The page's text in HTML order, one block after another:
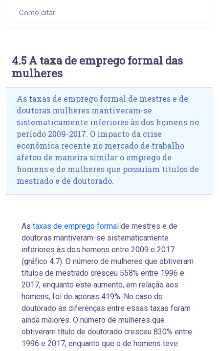
Como citar
4.5 A taxa de emprego formal das
mulheres
As taxas de emprego formal de mestres e de
doutoras mulheres mantiveram-se
sistematicamente inferiores às dos homens no
período 2009-2017. O impacto da crise
econômica recente no mercado de trabalho
afetou de maneira similar o emprego de
homens e de mulheres que possuíam títulos de
mestrado e de doutorado.
As taxas de emprego formal de mestres e de
doutoras mantiveram-se sistematicamente
inferiores às dos homens entre 2009 e 2017
(gráfico 4.7). O número de mulheres que obtiveram
títulos de mestrado cresceu 558% entre 1996 e
2017, enquanto este aumento, em relação aos
homens, foi de apenas 419%. No caso do
doutorado as diferenças entre essas taxas foram
ainda maiores. O número de mulheres que
obtiveram título de doutorado cresceu 830% entre
1996 e 2017, enquanto que o de homens teve